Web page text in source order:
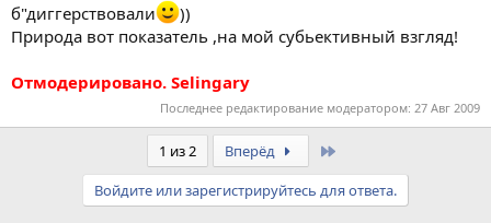
б"диггерствовали
))
Природа вот показатель ,на мой субьективный взгляд!
Отмодерировано. Selingary
Последнее редактирование модератором: 27 Авг 2009
1 из 2 Вперёд
Войдите или зарегистрируйтесь для ответа.